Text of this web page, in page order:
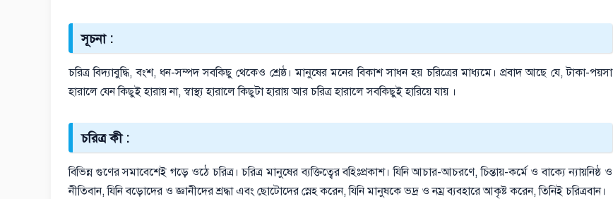
সূচনা :
চরিত্র বিদ্যাবুদ্ধি, বংশ, ধন-সম্পদ সবকিছু থেকেও শ্রেষ্ঠ। মানুষের মনের বিকাশ সাধন হয় চরিত্রের মাধ্যমে। প্রবাদ আছে যে, টাকা-পয়সা
হারালে যেন কিছুই হারায় না, স্বাস্থ্য হারালে কিছুটা হারায় আর চরিত্র হারালে সবকিছুই হারিয়ে যায় ।
চরিত্র কী :
বিভিন্ন গুণের সমাবেশেই গড়ে ওঠে চরিত্র। চরিত্র মানুষের ব্যক্তিত্বের বহিঃপ্রকাশ। যিনি আচার-আচরণে, চিন্তায়-কর্মে ও বাক্যে ন্যায়নিষ্ঠ ও
নীতিবান, যিনি বড়োদের ও জ্ঞানীদের শ্রদ্ধা এবং ছোটোদের স্নেহ করেন, যিনি মানুষকে ভদ্র ও নম্র ব্যবহারে আকৃষ্ট করেন, তিনিই চরিত্রবান।